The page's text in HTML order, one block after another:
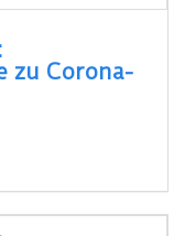
zu Corona-